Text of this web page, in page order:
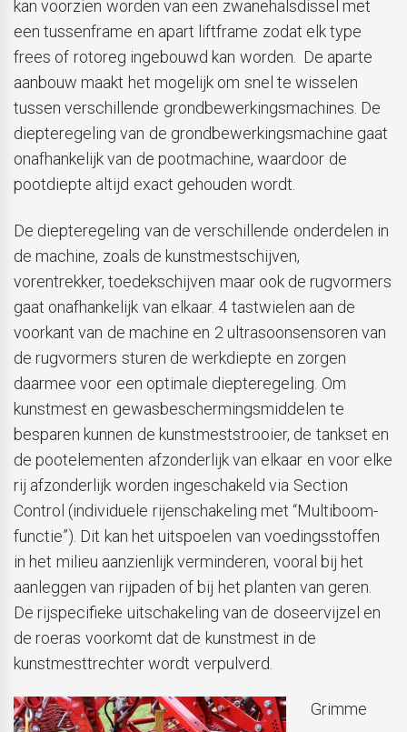
kan voorzien worden van een zwanehalsdissel met
een tussenframe en apart liftframe zodat elk type
frees of rotoreg ingebouwd kan worden. De aparte
aanbouw maakt het mogelijk om snel te wisselen
tussen verschillende grondbewerkingsmachines. De
diepteregeling van de grondbewerkingsmachine gaat
onafhankelijk van de pootmachine, waardoor de
pootdiepte altijd exact gehouden wordt.
De diepteregeling van de verschillende onderdelen in
de machine, zoals de kunstmestschijven,
vorentrekker, toedekschijven maar ook de rugvormers
gaat onafhankelijk van elkaar. 4 tastwielen aan de
voorkant van de machine en 2 ultrasoonsensoren van
de rugvormers sturen de werkdiepte en zorgen
daarmee voor een optimale diepteregeling. Om
kunstmest en gewasbeschermingsmiddelen te
besparen kunnen de kunstmeststrooier, de tankset en
de pootelementen afzonderlijk van elkaar en voor elke
rij afzonderlijk worden ingeschakeld via Section
Control (individuele rijenschakeling met “Multiboom-
functie”). Dit kan het uitspoelen van voedingsstoffen
in het milieu aanzienlijk verminderen, vooral bij het
aanleggen van rijpaden of bij het planten van geren.
De rijspecifieke uitschakeling van de doseervijzel en
de roeras voorkomt dat de kunstmest in de
kunstmesttrechter wordt verpulverd.
Grimme